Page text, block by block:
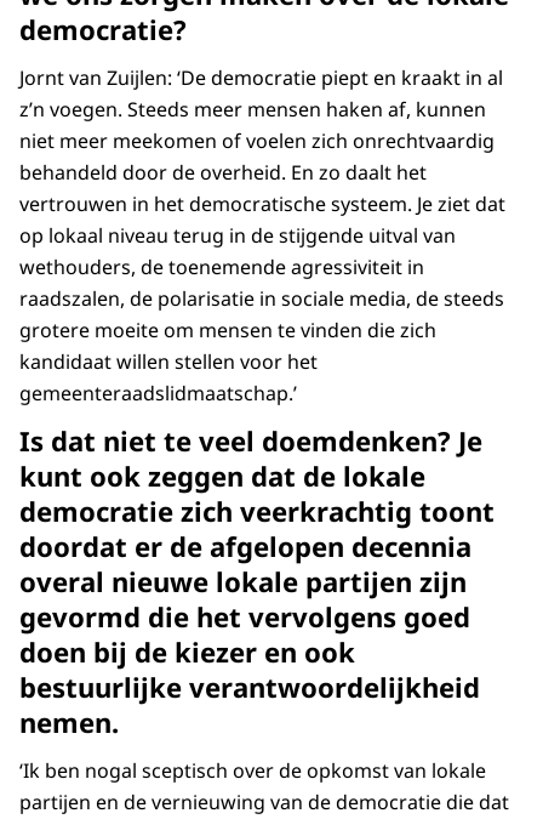
democratie?
Jornt van Zuijlen: ‘De democratie piept en kraakt in al
z’n voegen. Steeds meer mensen haken af, kunnen
niet meer meekomen of voelen zich onrechtvaardig
behandeld door de overheid. En zo daalt het
vertrouwen in het democratische systeem. Je ziet dat
op lokaal niveau terug in de stijgende uitval van
wethouders, de toenemende agressiviteit in
raadszalen, de polarisatie in sociale media, de steeds
grotere moeite om mensen te vinden die zich
kandidaat willen stellen voor het
gemeenteraadslidmaatschap.’
Is dat niet te veel doemdenken? Je
kunt ook zeggen dat de lokale
democratie zich veerkrachtig toont
doordat er de afgelopen decennia
overal nieuwe lokale partijen zijn
gevormd die het vervolgens goed
doen bij de kiezer en ook
bestuurlijke verantwoordelijkheid
nemen.
‘Ik ben nogal sceptisch over de opkomst van lokale
partijen en de vernieuwing van de democratie die dat